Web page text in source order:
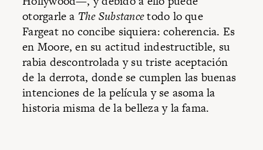
otorgarle a The Substancetodo lo que
Fargeat no concibe siquiera: coherencia. Es
en Moore, en su actitud indestructible, su
rabia descontrolada y su triste aceptación
de la derrota, donde se cumplen las buenas
intenciones de la película y se asoma la
historia misma de la belleza y la fama.